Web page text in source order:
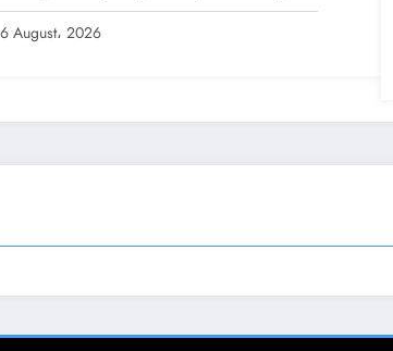
6 August، 2026